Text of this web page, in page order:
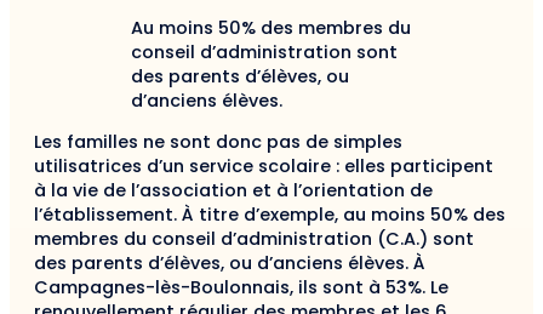
Au moins 50% des membres du
conseil d’administration sont
des parents d’élèves, ou
d’anciens élèves.
Les familles ne sont donc pas de simples
utilisatrices d’un service scolaire : elles participent
à la vie de l’association et à l’orientation de
l’établissement. À titre d’exemple, au moins 50% des
membres du conseil d’administration (C.A.) sont
des parents d’élèves, ou d’anciens élèves. À
Campagnes-lès-Boulonnais, ils sont à 53%. Le